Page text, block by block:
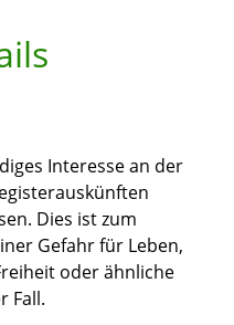
Interesse an der
Dies ist zum
Gefahr für Leben,
oder ähnliche
Fall.